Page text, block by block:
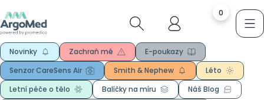
0
Novinky Zachraň mě
E-poukazy
Senzor CareSens Air
Smith & Nephew
Léto
Letní péče o tělo
Balíčky na míru
Náš Blog